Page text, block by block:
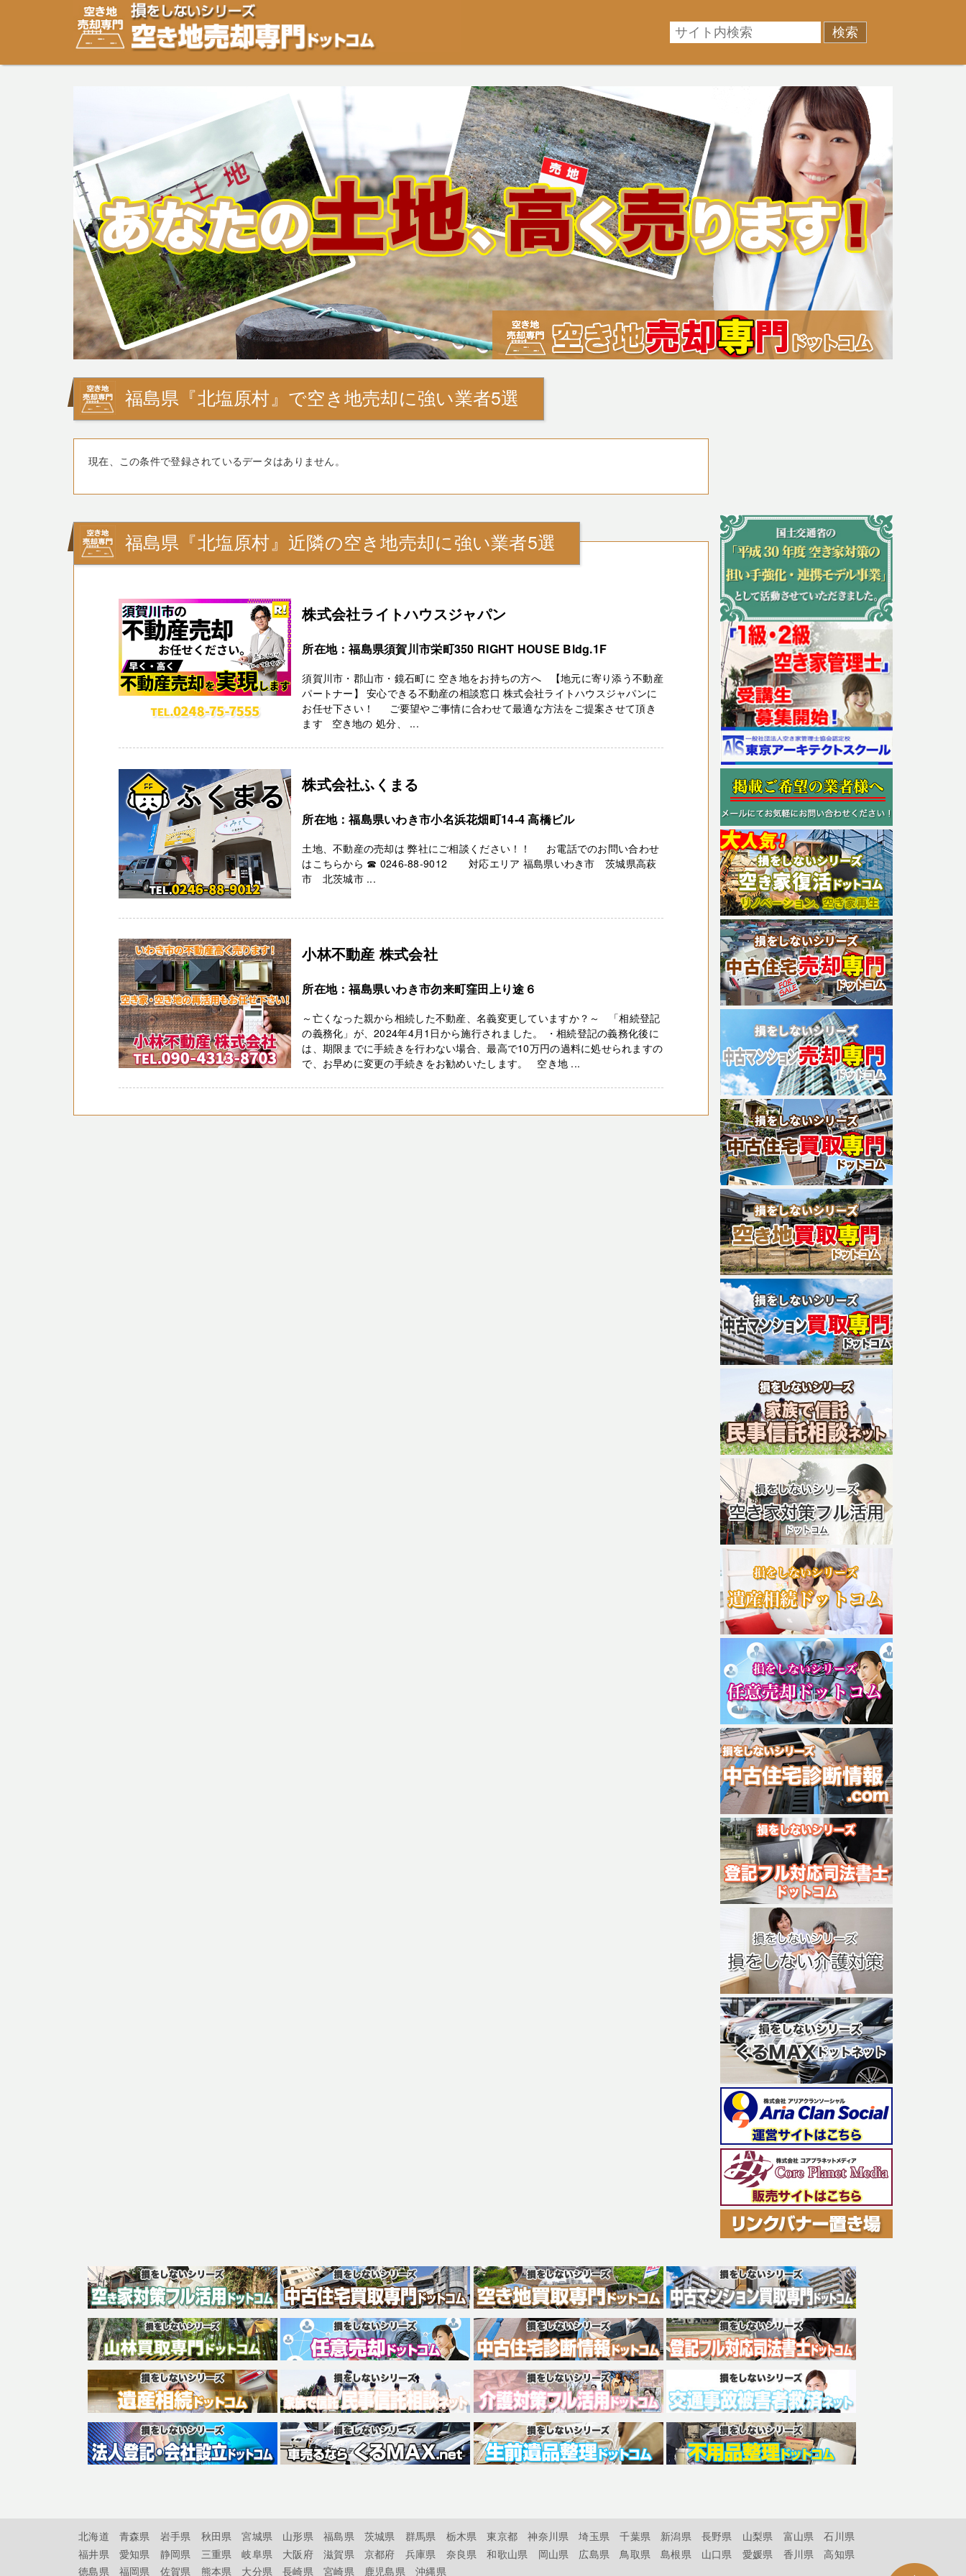
空き地・土地の「売却」は「個人」の方々が、「買取」は不動産や開発等の「業者」が物件を買います。一般的に「売却」は時間はかかるが相場に準じた売却金額、「買取」は短期ではあるが相場よ
り安めの売却金額と言われています。空き地・土地の売却をご検討中の方はお気軽にご相談ください。空き地・土地、相続不動産など、不動産売却のお悩みを全国の専門家が解決致します！
福島県『北塩原村』で空き地売却に強い業者5選
現在、この条件で登録されているデータはありません。
福島県『北塩原村』近隣の空き地売却に強い業者5選
株式会社ライトハウスジャパン
所在地：福島県須賀川市栄町350 RIGHT HOUSE Bldg.1F
須賀川市・郡山市・鏡石町に 空き地をお持ちの方へ 【地元に寄り添う不動産
パートナー】 安心できる不動産の相談窓口 株式会社ライトハウスジャパンに
お任せ下さい！ ご要望やご事情に合わせて最適な方法をご提案させて頂き
ます 空き地の 処分、 ...
株式会社ふくまる
所在地：福島県いわき市小名浜花畑町14-4 高橋ビル
土地、不動産の売却は 弊社にご相談ください！！ お電話でのお問い合わせ
はこちらから ☎ 0246-88-9012 対応エリア 福島県いわき市 茨城県高萩
市 北茨城市 ...
小林不動産 株式会社
所在地：福島県いわき市勿来町窪田上り途６
～亡くなった親から相続した不動産、名義変更していますか？～ 「相続登記
の義務化」が、2024年4月1日から施行されました。 ・相続登記の義務化後に
は、期限までに手続きを行わない場合、最高で10万円の過料に処せられますの
で、お早めに変更の手続きをお勧めいたします。 空き地 ...
北海道 青森県 岩手県 秋田県 宮城県 山形県 福島県 茨城県 群馬県 栃木県 東京都 神奈川県 埼玉県 千葉県 新潟県 長野県 山梨県 富山県
石川県
福井県
愛知県 静岡県 三重県 岐阜県 大阪府 滋賀県 京都府 兵庫県 奈良県 和歌山県 岡山県 広島県 鳥取県 島根県 山口県 愛媛県 香川県
高知県
徳島県
福岡県 佐賀県 熊本県 大分県 長崎県 宮崎県 鹿児島県 沖縄県